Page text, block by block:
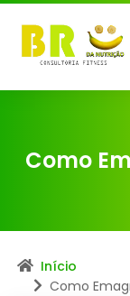
Como
Início
Como